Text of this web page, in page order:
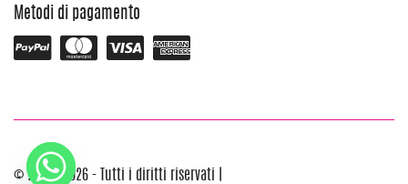
Metodi di pagamento
© 2012 - 2026 - Tutti i diritti riservati |